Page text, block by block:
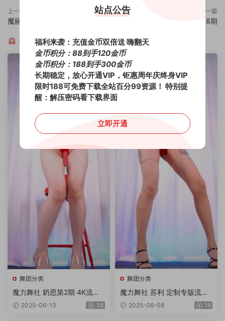
上一篇
魔丽舞社娜美10期
下一篇
魔丽舞社冷月8期
猜你喜欢
舞团分类
魔力舞社 奶思第2期 4K流出
版6V2025-06-13 38
舞团分类
魔力舞社 苏利 定制专版流出
3V4K2025-06-08 18
站点公告
福利来袭：充值金币双倍送 嗨翻天
金币积分：88到手120金币
金币积分：188到手300金币
长期稳定，放心开通VIP，钜惠周年庆终身VIP
限时188可免费下载全站百分99资源！ 特别提
醒：解压密码看下载界面
立即开通